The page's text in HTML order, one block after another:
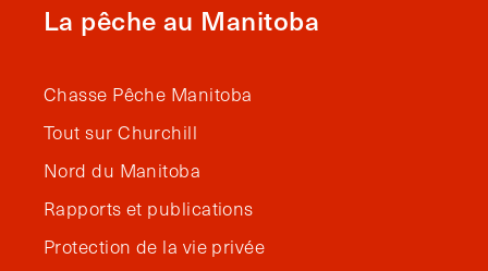
La pêche au Manitoba
Chasse Pêche Manitoba
Tout sur Churchill
Nord du Manitoba
Rapports et publications
Protection de la vie privée